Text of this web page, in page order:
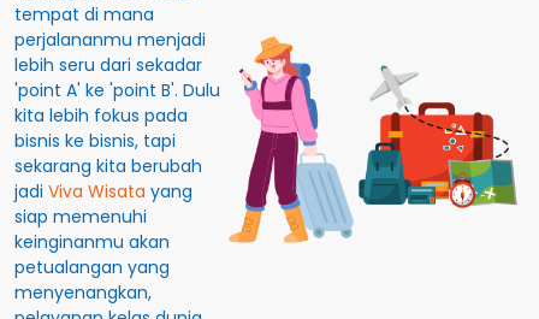
tempat di mana
perjalananmu menjadi
lebih seru dari sekadar
'point A' ke 'point B'. Dulu
kita lebih fokus pada
bisnis ke bisnis, tapi
sekarang kita berubah
jadi Viva Wisata yang
siap memenuhi
keinginanmu akan
petualangan yang
menyenangkan,